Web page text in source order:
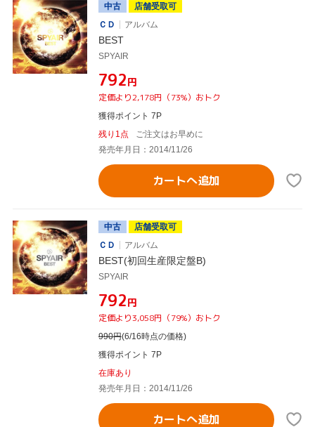
中古
店舗受取可
ＣＤ
アルバム
BEST
SPYAIR
¥792円
定価より2,178円（73%）おトク
獲得ポイント 7P
残り1点
ご注文はお早めに
発売年月日：2014/11/26
カートへ追加
中古
店舗受取可
ＣＤ
アルバム
BEST(初回生産限定盤B)
SPYAIR
¥792円
定価より3,058円（79%）おトク
990円(6/16時点の価格)
獲得ポイント 7P
在庫あり
発売年月日：2014/11/26
カートへ追加